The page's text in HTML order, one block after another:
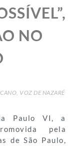
NO
, VOZ DE NAZARÉ
Paulo VI, a
pela
de São Paulo,